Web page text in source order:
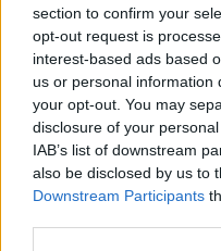
section to confirm your
opt-out request is
interest-based ads based
us or personal information
your opt-out. You may
disclosure of your
IAB’s list of downstream
also be disclosed by us to
Downstream Participants
Calendário venatório 2026-
realizam-se em agosto
A época venatória 2026-
mês de agosto, com...
2 Agosto, 2026 - 12:00